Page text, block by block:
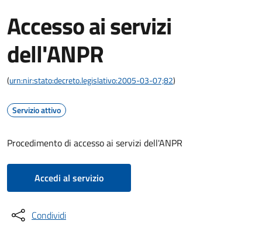
Accesso ai servizi
dell'ANPR
(urn:nir:stato:decreto.legislativo:2005-03-07;82)
Servizio attivo
Procedimento di accesso ai servizi dell'ANPR
Accedi al servizio
Condividi